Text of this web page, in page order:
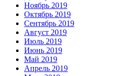
Ноябрь 2019
Октябрь 2019
Сентябрь 2019
Август 2019
Июль 2019
Июнь 2019
Май 2019
Апрель 2019